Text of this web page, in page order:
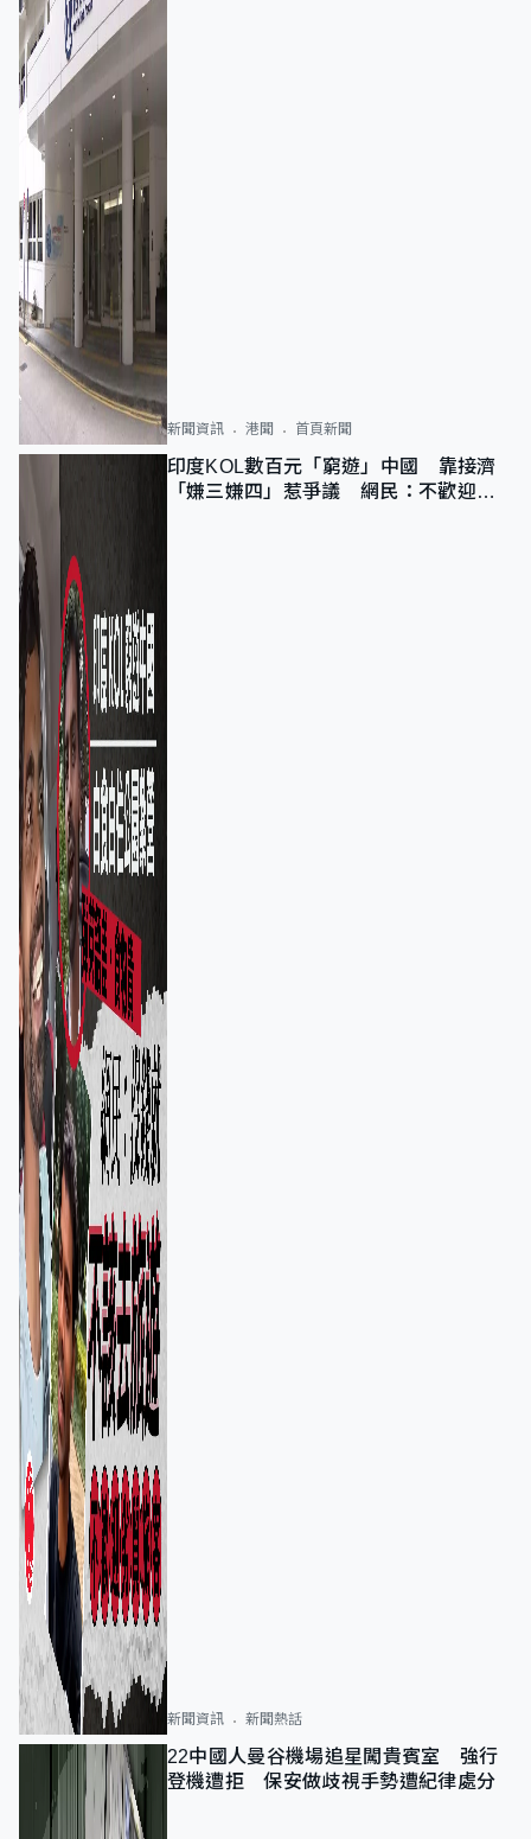
新聞資訊 港聞 首頁新聞
印度KOL數百元「窮遊」中國 靠接濟
「嫌三嫌四」惹爭議 網民：不歡迎劣
新聞資訊 新聞熱話
22中國人曼谷機場追星闖貴賓室 強行
登機遭拒 保安做歧視手勢遭紀律處分